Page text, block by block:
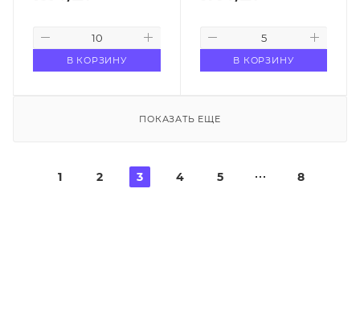
В КОРЗИНУ В КОРЗИНУ
ПОКАЗАТЬ ЕЩЕ
1 2 3 4 5 8